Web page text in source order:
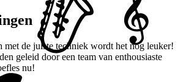
met de juiste techniek wordt het nog leuker!
geleid door een team van enthousiaste
nu!